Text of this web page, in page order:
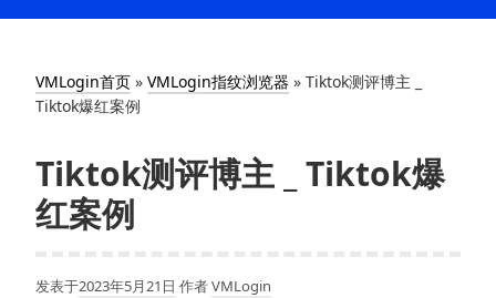
VMLogin首页 » VMLogin指纹浏览器 » Tiktok测评博主 _
Tiktok爆红案例
Tiktok测评博主 _ Tiktok爆
红案例
发表于2023年5月21日 作者VMLogin